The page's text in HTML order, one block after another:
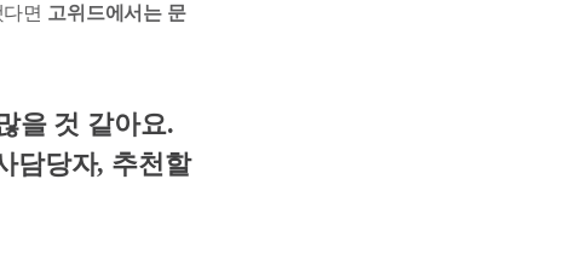
면 고위드에서는 문
을 것 같아요.
담당자, 추천할